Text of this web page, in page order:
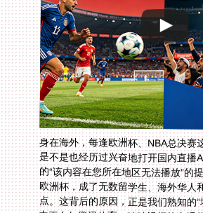
身在海外，每逢欧洲杯、NBA总决赛
是不是也经历过兴奋地打开国内直播
的“该内容在您所在地区无法播放”的
欧洲杯，成了无数留学生、海外华
点。这背后的原因，正是我们熟知的
内平台如腾讯体育、咪咕视频的直播
常仅限于中国大陆IP地址访问。好消
无解。本文将为你详细拆解，如何通
速器，绕过这些地理屏障，稳定、流
中文赛事解说，让你无论身在纽约、